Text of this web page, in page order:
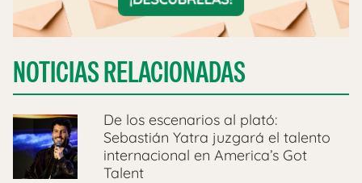
NOTICIAS RELACIONADAS
De los escenarios al plató:
Sebastián Yatra juzgará el talento
internacional en America’s Got
Talent